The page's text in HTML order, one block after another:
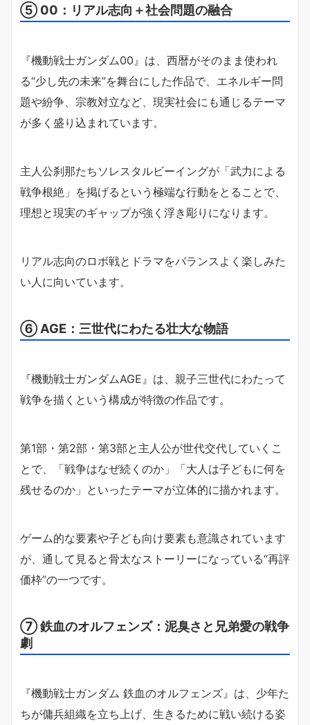
⑤ 00：リアル志向＋社会問題の融合
『機動戦士ガンダム00』は、西暦がそのまま使われ
る“少し先の未来”を舞台にした作品で、エネルギー問
題や紛争、宗教対立など、現実社会にも通じるテーマ
が多く盛り込まれています。
主人公刹那たちソレスタルビーイングが「武力による
戦争根絶」を掲げるという極端な行動をとることで、
理想と現実のギャップが強く浮き彫りになります。
リアル志向のロボ戦とドラマをバランスよく楽しみた
い人に向いています。
⑥ AGE：三世代にわたる壮大な物語
『機動戦士ガンダムAGE』は、親子三世代にわたって
戦争を描くという構成が特徴の作品です。
第1部・第2部・第3部と主人公が世代交代していくこ
とで、「戦争はなぜ続くのか」「大人は子どもに何を
残せるのか」といったテーマが立体的に描かれます。
ゲーム的な要素や子ども向け要素も意識されています
が、通して見ると骨太なストーリーになっている“再評
価枠”の一つです。
⑦ 鉄血のオルフェンズ：泥臭さと兄弟愛の戦争
劇
『機動戦士ガンダム 鉄血のオルフェンズ』は、少年た
ちが傭兵組織を立ち上げ、生きるために戦い続ける姿